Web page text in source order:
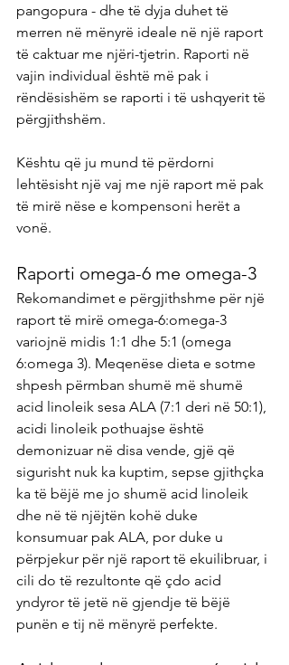
pangopura - dhe të dyja duhet të
merren në mënyrë ideale në një raport
të caktuar me njëri-tjetrin. Raporti në
vajin individual është më pak i
rëndësishëm se raporti i të ushqyerit të
përgjithshëm.
Kështu që ju mund të përdorni
lehtësisht një vaj me një raport më pak
të mirë nëse e kompensoni herët a
vonë.
Raporti omega-6 me omega-3
Rekomandimet e përgjithshme për një
raport të mirë omega-6:omega-3
variojnë midis 1:1 dhe 5:1 (omega
6:omega 3). Meqenëse dieta e sotme
shpesh përmban shumë më shumë
acid linoleik sesa ALA (7:1 deri në 50:1),
acidi linoleik pothuajse është
demonizuar në disa vende, gjë që
sigurisht nuk ka kuptim, sepse gjithçka
ka të bëjë me jo shumë acid linoleik
dhe në të njëjtën kohë duke
konsumuar pak ALA, por duke u
përpjekur për një raport të ekuilibruar, i
cili do të rezultonte që çdo acid
yndyror të jetë në gjendje të bëjë
punën e tij në mënyrë perfekte.